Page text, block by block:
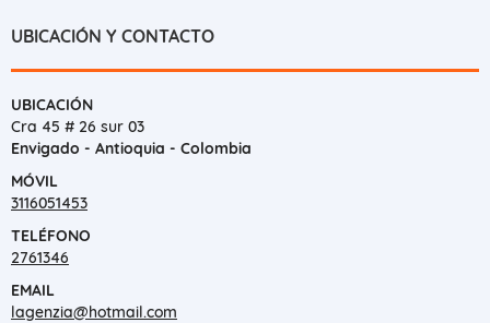
UBICACIÓN Y CONTACTO
UBICACIÓN
Cra 45 # 26 sur 03
Envigado - Antioquia - Colombia
MÓVIL
3116051453
TELÉFONO
2761346
EMAIL
lagenzia@hotmail.com